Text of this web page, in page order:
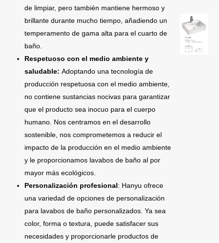
de limpiar, pero también mantiene hermoso y
brillante durante mucho tiempo, añadiendo un
temperamento de gama alta para el cuarto de
baño.
Respetuoso con el medio ambiente y
saludable: Adoptando una tecnología de
producción respetuosa con el medio ambiente,
no contiene sustancias nocivas para garantizar
que el producto sea inocuo para el cuerpo
humano. Nos centramos en el desarrollo
sostenible, nos comprometemos a reducir el
impacto de la producción en el medio ambiente
y le proporcionamos lavabos de baño al por
mayor más ecológicos.
Personalización profesional: Hanyu ofrece
una variedad de opciones de personalización
para lavabos de baño personalizados. Ya sea
color, forma o textura, puede satisfacer sus
necesidades y proporcionarle productos de